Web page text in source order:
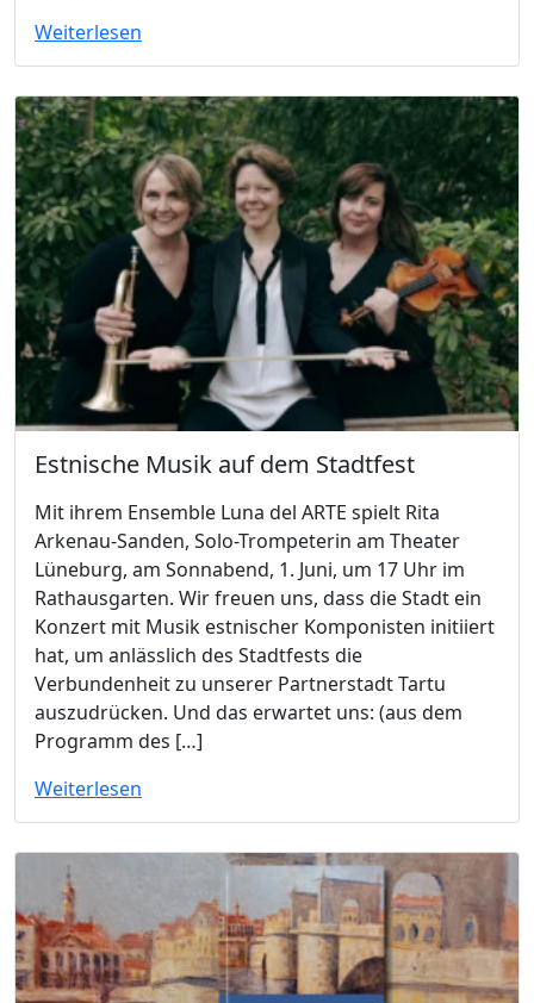
Weiterlesen
Estnische Musik auf dem Stadtfest
Mit ihrem Ensemble Luna del ARTE spielt Rita
Arkenau-Sanden, Solo-Trompeterin am Theater
Lüneburg, am Sonnabend, 1. Juni, um 17 Uhr im
Rathausgarten. Wir freuen uns, dass die Stadt ein
Konzert mit Musik estnischer Komponisten initiiert
hat, um anlässlich des Stadtfests die
Verbundenheit zu unserer Partnerstadt Tartu
auszudrücken. Und das erwartet uns: (aus dem
Programm des […]
Weiterlesen